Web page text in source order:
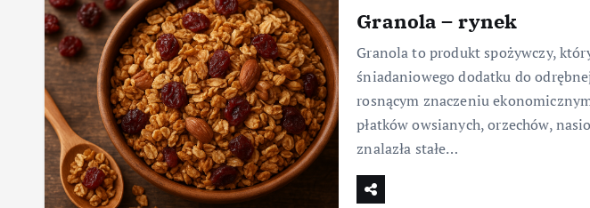
Granola – rynek
Granola to produkt spożywczy,
śniadaniowego dodatku do
rosnącym znaczeniu
płatków owsianych, orzechów,
znalazła stałe…